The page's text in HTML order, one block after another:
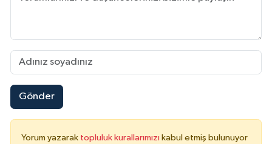
Gönder
Yorum yazarak topluluk kurallarımızı kabul etmiş bulunuyor